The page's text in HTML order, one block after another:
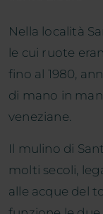
Nella località
le cui ruote
fino al 1980,
di mano in
veneziane.
Il mulino di
molti secoli,
alle acque del